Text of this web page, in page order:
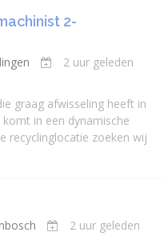
2-
2 uur geleden
graag afwisseling heeft in
in een dynamische
recyclinglocatie zoeken wij
2 uur geleden